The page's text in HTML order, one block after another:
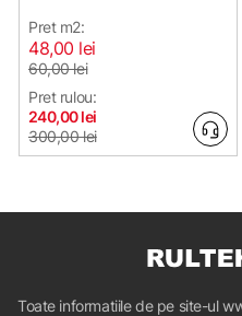
Pret m2:
48,00 lei
60,00 lei
Pret rulou:
240,00 lei
300,00 lei
Toate informatiile de pe site-ul